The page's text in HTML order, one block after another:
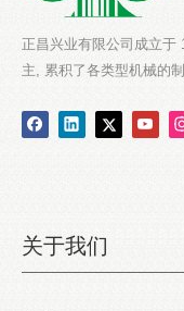
正昌兴业有限公司成立于
主, 累积了各类型机械的
关于我们